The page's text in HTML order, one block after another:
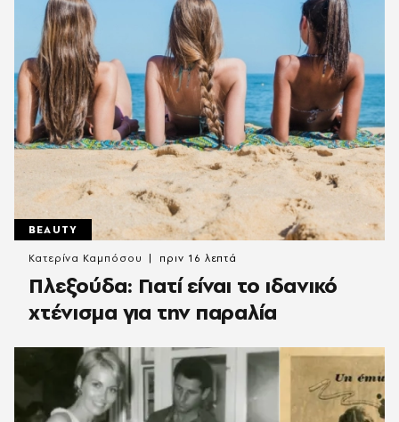
BEAUTY
Πλεξούδα: Γιατί είναι το ιδανικό
χτένισμα για την παραλία
Κατερίνα Καμπόσου πριν 16 λεπτά